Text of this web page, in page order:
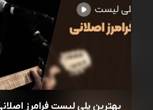
بهترین پلی لیست فرامرز